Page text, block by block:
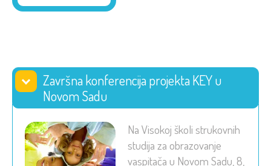
Završna konferencija projekta KEY u
Novom Sadu
Na Visokoj školi strukovnih
studija za obrazovanje
vaspitača u Novom Sadu, 8,